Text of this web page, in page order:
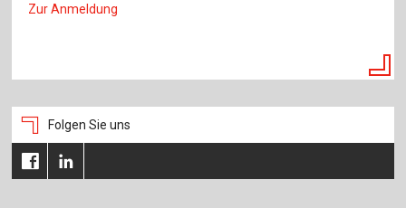
Zur Anmeldung
Folgen Sie uns